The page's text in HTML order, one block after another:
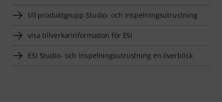
till produktgrupp Studio- och inspelningsutrustning
visa tillverkarinformation för ESI
ESI Studio- och inspelningsutrustning en överblick